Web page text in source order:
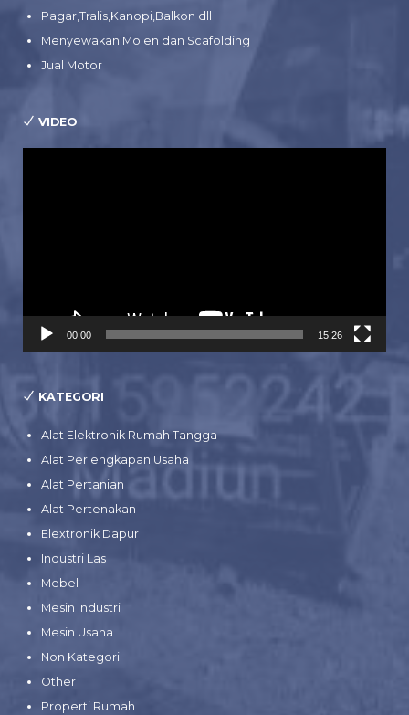
Pagar,Tralis,Kanopi,Balkon dll
Menyewakan Molen dan Scafolding
Jual Motor
VIDEO
00:00 15:26
KATEGORI
Alat Elektronik Rumah Tangga
Alat Perlengkapan Usaha
Alat Pertanian
Alat Pertenakan
Elextronik Dapur
Industri Las
Mebel
Mesin Industri
Mesin Usaha
Non Kategori
Other
Properti Rumah